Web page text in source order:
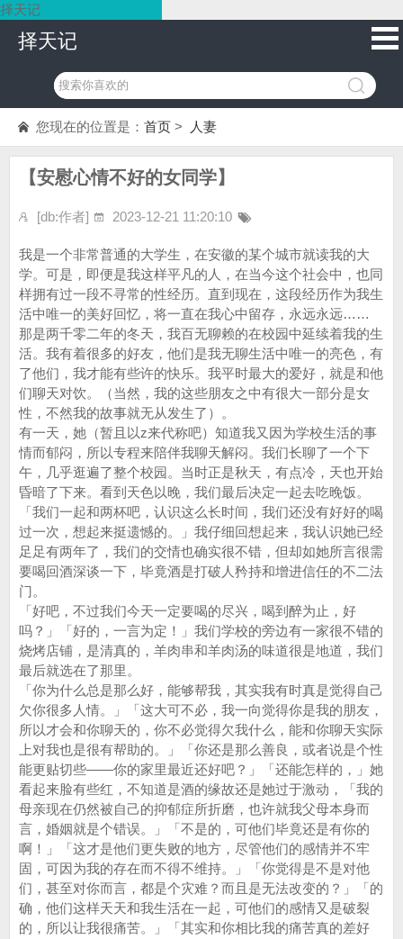
择天记
择天记
您现在的位置是： 首页 > 人妻
【安慰心情不好的女同学】
[db:作者] 2023-12-21 11:20:10
我是一个非常普通的大学生，在安徽的某个城市就读我的大
学。可是，即便是我这样平凡的人，在当今这个社会中，也同
样拥有过一段不寻常的性经历。直到现在，这段经历作为我生
活中唯一的美好回忆，将一直在我心中留存，永远永远……
那是两千零二年的冬天，我百无聊赖的在校园中延续着我的生
活。我有着很多的好友，他们是我无聊生活中唯一的亮色，有
了他们，我才能有些许的快乐。我平时最大的爱好，就是和他
们聊天对饮。（当然，我的这些朋友之中有很大一部分是女
性，不然我的故事就无从发生了）。
有一天，她（暂且以z来代称吧）知道我又因为学校生活的事
情而郁闷，所以专程来陪伴我聊天解闷。我们长聊了一个下
午，几乎逛遍了整个校园。当时正是秋天，有点冷，天也开始
昏暗了下来。看到天色以晚，我们最后决定一起去吃晚饭。
「我们一起和两杯吧，认识这么长时间，我们还没有好好的喝
过一次，想起来挺遗憾的。」我仔细回想起来，我认识她已经
足足有两年了，我们的交情也确实很不错，但却如她所言很需
要喝回酒深谈一下，毕竟酒是打破人矜持和增进信任的不二法
门。
「好吧，不过我们今天一定要喝的尽兴，喝到醉为止，好
吗？」「好的，一言为定！」我们学校的旁边有一家很不错的
烧烤店铺，是清真的，羊肉串和羊肉汤的味道很是地道，我们
最后就选在了那里。
「你为什么总是那么好，能够帮我，其实我有时真是觉得自己
欠你很多人情。」「这大可不必，我一向觉得你是我的朋友，
所以才会和你聊天的，你不必觉得欠我什么，能和你聊天实际
上对我也是很有帮助的。」「你还是那么善良，或者说是个性
能更贴切些——你的家里最近还好吧？」「还能怎样的，」她
看起来脸有些红，不知道是酒的缘故还是她过于激动，「我的
母亲现在仍然被自己的抑郁症所折磨，也许就我父母本身而
言，婚姻就是个错误。」「不是的，可他们毕竟还是有你的
啊！」「这才是他们更失败的地方，尽管他们的感情并不牢
固，可因为我的存在而不得不维持。」「你觉得是不是对他
们，甚至对你而言，都是个灾难？而且是无法改变的？」「的
确，他们这样天天和我生活在一起，可他们的感情又是破裂
的，所以让我很痛苦。」「其实和你相比我的痛苦真的差好